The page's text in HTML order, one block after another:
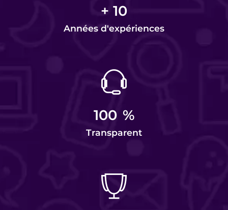
+ 10
Années d'expériences
100 %
Transparent